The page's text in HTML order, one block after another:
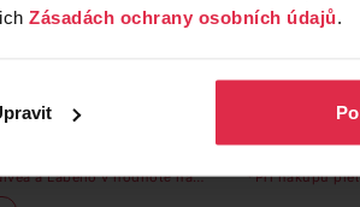
Zásadách ochrany osobních údajů.
a Labello v hodnotě nad
očí zdarma
*Při nákupu